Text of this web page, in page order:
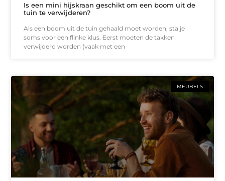
Is een mini hijskraan geschikt om een boom uit de
tuin te verwijderen?
Als een boom uit de tuin gehaald moet worden, sta je
soms voor een flinke klus. Eerst moeten de takken
verwijderd worden (vaak met een
MEUBELS